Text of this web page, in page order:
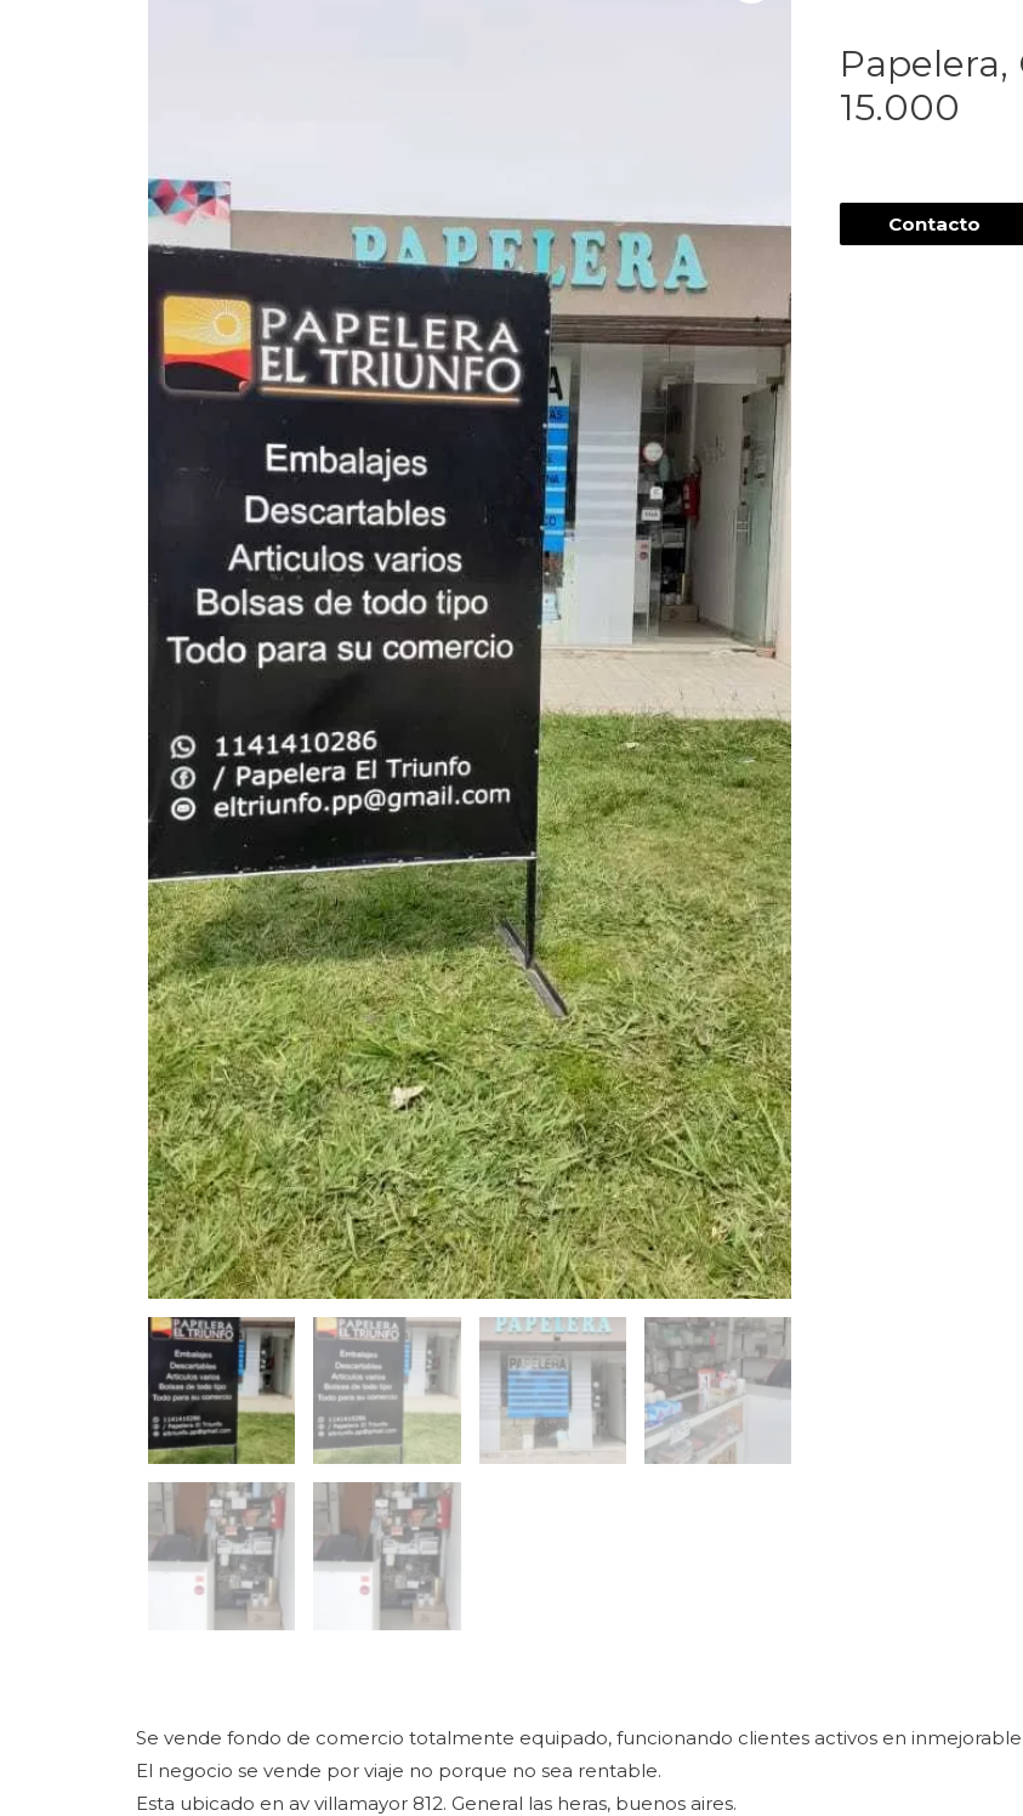
Papelera,
15.000
Contacto
Se vende fondo de comercio totalmente equipado, funcionando clientes activos en
El negocio se vende por viaje no porque no sea rentable.
Esta ubicado en av villamayor 812. General las heras, buenos aires.